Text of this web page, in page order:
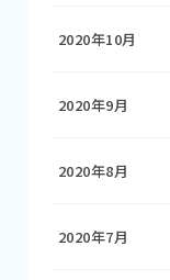
2020年10月
2020年9月
2020年8月
2020年7月